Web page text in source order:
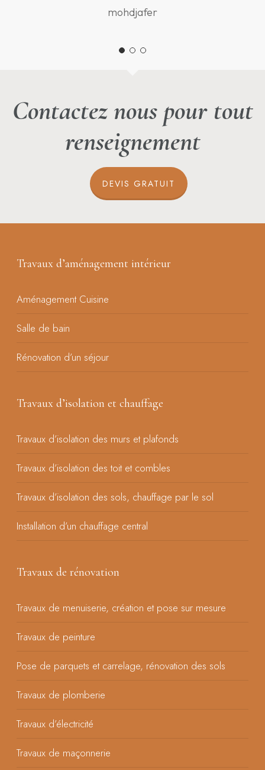
mohdjafer
Contactez nous pour tout
renseignement
DEVIS GRATUIT
Travaux d’aménagement intérieur
Aménagement Cuisine
Salle de bain
Rénovation d’un séjour
Travaux d’isolation et chauffage
Travaux d’isolation des murs et plafonds
Travaux d’isolation des toit et combles
Travaux d’isolation des sols, chauffage par le sol
Installation d’un chauffage central
Travaux de rénovation
Travaux de menuiserie, création et pose sur mesure
Travaux de peinture
Pose de parquets et carrelage, rénovation des sols
Travaux de plomberie
Travaux d’électricité
Travaux de maçonnerie